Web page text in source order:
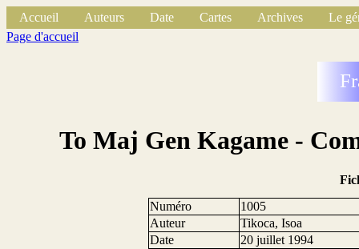
Accueil Auteurs Date Cartes Archives
Le
Page d'accueil
To Maj Gen Kagame -
Numéro
1005
Auteur
Tikoca, Isoa
Date
20 juillet 1994